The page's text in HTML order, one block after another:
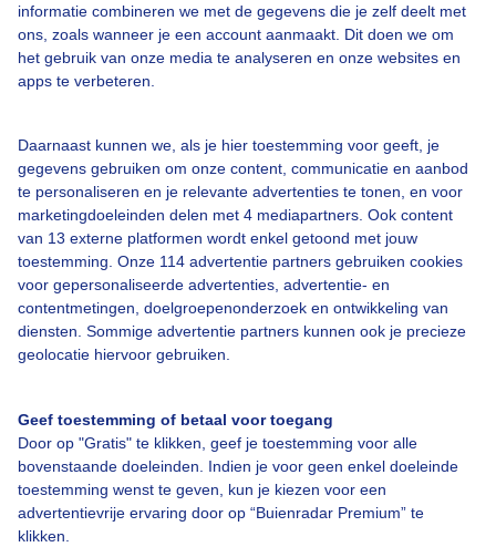
informatie combineren we met de gegevens die je zelf deelt met
ons, zoals wanneer je een account aanmaakt. Dit doen we om
het gebruik van onze media te analyseren en onze websites en
apps te verbeteren.
Daarnaast kunnen we, als je hier toestemming voor geeft, je
gegevens gebruiken om onze content, communicatie en aanbod
te personaliseren en je relevante advertenties te tonen, en voor
marketingdoeleinden delen met 4 mediapartners. Ook content
van 13 externe platformen wordt enkel getoond met jouw
toestemming. Onze 114 advertentie partners gebruiken cookies
voor gepersonaliseerde advertenties, advertentie- en
contentmetingen, doelgroepenonderzoek en ontwikkeling van
diensten. Sommige advertentie partners kunnen ook je precieze
geolocatie hiervoor gebruiken.
Geef toestemming of betaal voor toegang
Door op "Gratis" te klikken, geef je toestemming voor alle
bovenstaande doeleinden. Indien je voor geen enkel doeleinde
toestemming wenst te geven, kun je kiezen voor een
advertentievrije ervaring door op “Buienradar Premium” te
klikken.
Over Buienradar
Bedrijfsgegevens
Veelgestelde vragen
Toegankelijkheid
Gebruikersvoorwaarden
Adverteren